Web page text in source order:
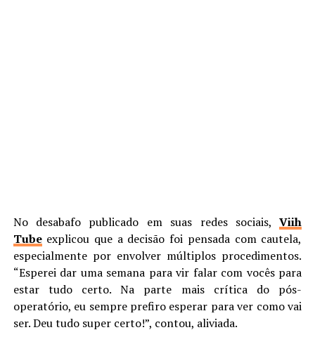
No desabafo publicado em suas redes sociais,Viih
Tubeexplicou que a decisão foi pensada com cautela,
especialmente por envolver múltiplos procedimentos.
“Esperei dar uma semana para vir falar com vocês para
estar tudo certo. Na parte mais crítica do pós-
operatório, eu sempre prefiro esperar para ver como vai
ser. Deu tudo super certo!”, contou, aliviada.